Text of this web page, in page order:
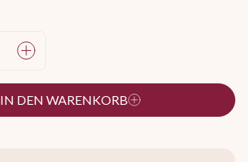
IN DEN WARENKORB